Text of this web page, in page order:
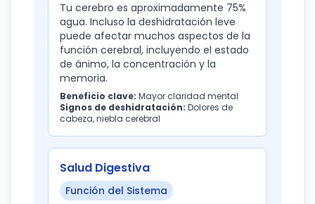
Tu cerebro es aproximadamente 75%
agua. Incluso la deshidratación leve
puede afectar muchos aspectos de la
función cerebral, incluyendo el estado
de ánimo, la concentración y la
memoria.
Beneficio clave: Mayor claridad mental
Signos de deshidratación: Dolores de
cabeza, niebla cerebral
Salud Digestiva
Función del Sistema